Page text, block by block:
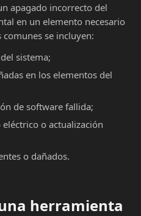
apagado incorrecto del
en un elemento necesario
comunes se incluyen:
sistema;
en los elementos del
de software fallida;
o actualización
o dañados.
herramienta